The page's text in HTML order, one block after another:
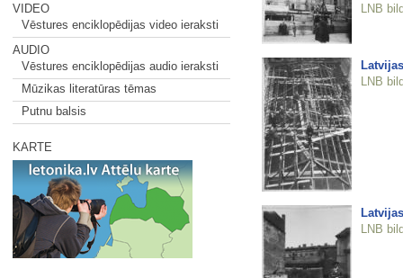
VIDEO
Vēstures enciklopēdijas video ieraksti
AUDIO
Vēstures enciklopēdijas audio ieraksti
Mūzikas literatūras tēmas
Putnu balsis
KARTE
LNB
LNB
LNB